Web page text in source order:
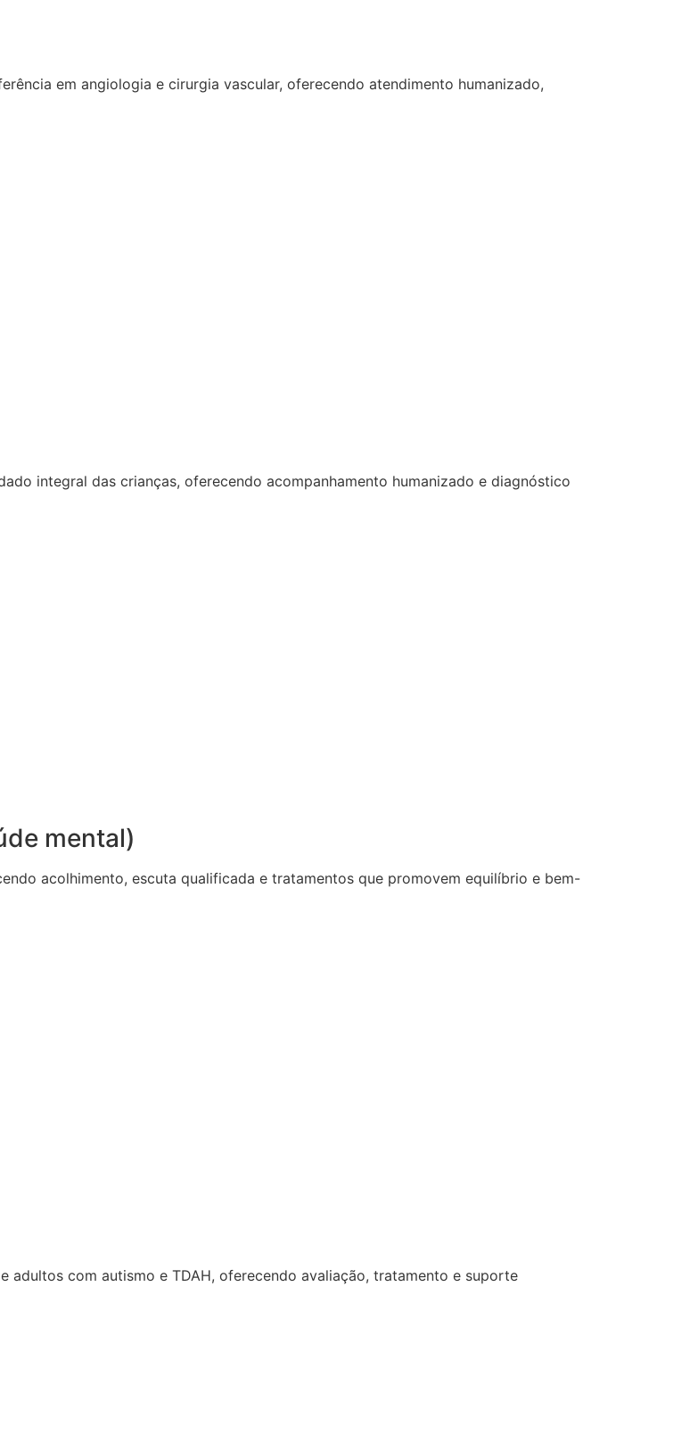
em angiologia e cirurgia vascular, oferecendo atendimento humanizado,
integral das crianças, oferecendo acompanhamento humanizado e diagnóstico
mental)
acolhimento, escuta qualificada e tratamentos que promovem equilíbrio e bem-
adultos com autismo e TDAH, oferecendo avaliação, tratamento e suporte